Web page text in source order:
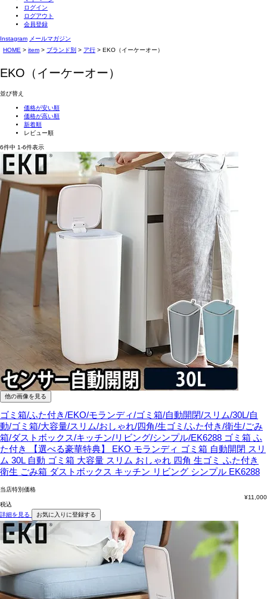
ログイン
ログアウト
会員登録
Instagram メールマガジン
HOME
item ブランド別 ア行 EKO（イーケーオー）
EKO（イーケーオー）
並び替え
価格が安い順
価格が高い順
新着順
レビュー順
6件中 1-6件表示
他の画像を見る
ゴミ箱/ふた付き/EKO/モランディ/ゴミ箱/自動開閉/スリム/30L/自
動/ゴミ箱/大容量/スリム/おしゃれ/四角/生ゴミ/ふた付き/衛生/ごみ
箱/ダストボックス/キッチン/リビング/シンプル/EK6288 ゴミ箱 ふ
た付き 【選べる豪華特典】 EKO モランディ ゴミ箱 自動開閉 スリ
ム 30L 自動 ゴミ箱 大容量 スリム おしゃれ 四角 生ゴミ ふた付き
衛生 ごみ箱 ダストボックス キッチン リビング シンプル EK6288
当店特別価格
¥11,000
税込
詳細を見る
お気に入りに登録する